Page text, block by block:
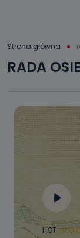
Strona główna
RADA
HOT